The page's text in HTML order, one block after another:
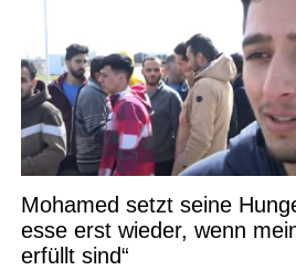
Mohamed setzt seine
esse erst wieder, wenn
erfüllt sind“